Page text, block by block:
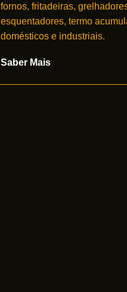
fornos, fritadeiras,
esquentadores, termo
domésticos e industriais.
Saber Mais